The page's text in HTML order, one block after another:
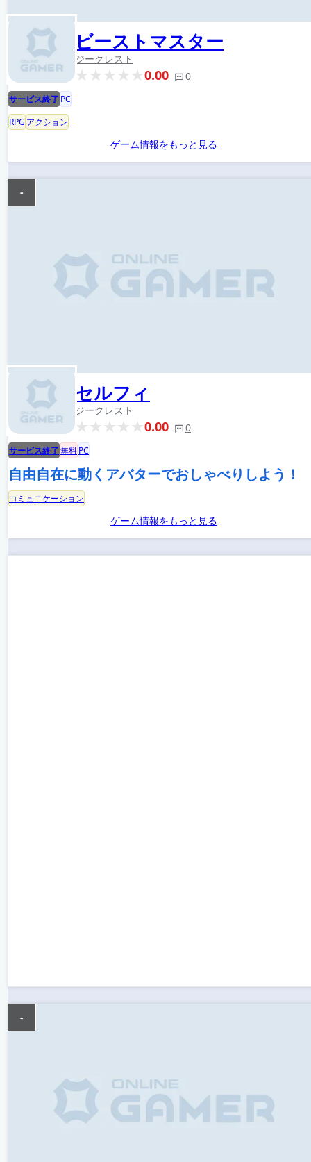
ビーストマスター
ジークレスト
0.00 0
サービス終了 PC
RPG アクション
ゲーム情報をもっと見る
セルフィ
ジークレスト
0.00 0
-
サービス終了無料PC
自由自在に動くアバターでおしゃべりしよう！
コミュニケーション
ゲーム情報をもっと見る
-